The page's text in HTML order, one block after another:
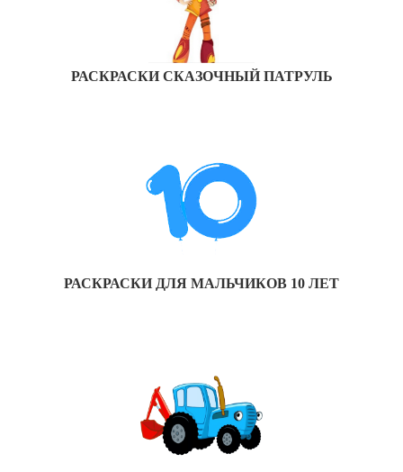
РАСКРАСКИ СКАЗОЧНЫЙ ПАТРУЛЬ
РАСКРАСКИ ДЛЯ МАЛЬЧИКОВ 10 ЛЕТ